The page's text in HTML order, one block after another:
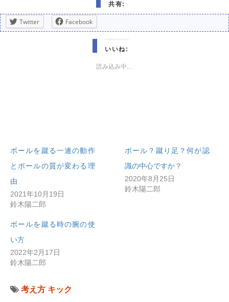
共有:
Twitter Facebook
いいね:
読み込み中…
ボールを蹴る一連の動作
とボールの質が変わる理
由
2021年10月19日
鈴木陽二郎
ボール？蹴り足？何が認
識の中心ですか？
2020年8月25日
鈴木陽二郎
ボールを蹴る時の腕の使
い方
2022年2月17日
鈴木陽二郎
考え方 キック